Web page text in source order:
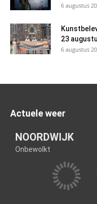
6 augustus
23
6 augustus
Actuele weer
NOORDWIJK
Onbewolkt